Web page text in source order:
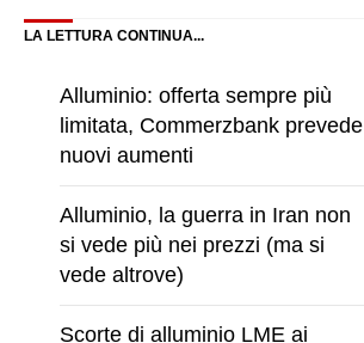
LA LETTURA CONTINUA...
Alluminio: offerta sempre più
limitata, Commerzbank prevede
nuovi aumenti
Alluminio, la guerra in Iran non
si vede più nei prezzi (ma si
vede altrove)
Scorte di alluminio LME ai